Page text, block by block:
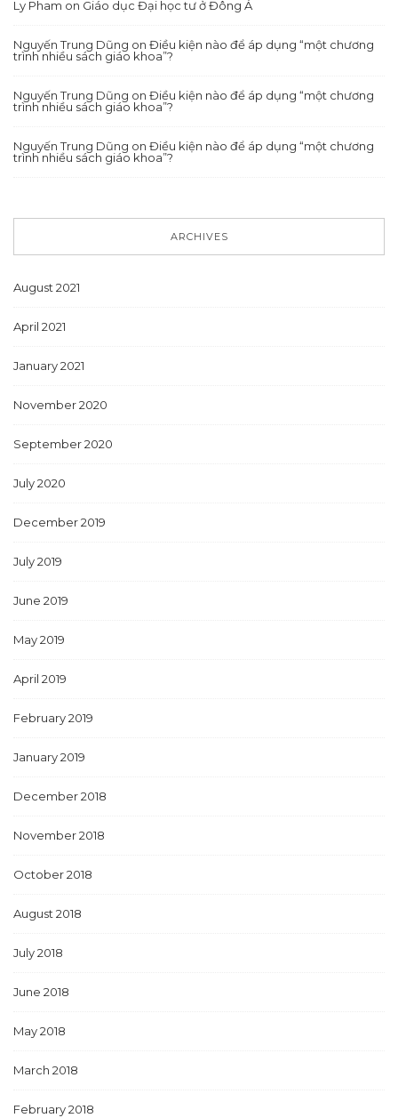
Ly Pham on Giáo dục Đại học tư ở Đông Á
Nguyến Trung Dũng on Điều kiện nào để áp dụng “một chương
trình nhiều sách giáo khoa”?
Nguyến Trung Dũng on Điều kiện nào để áp dụng “một chương
trình nhiều sách giáo khoa”?
Nguyến Trung Dũng on Điều kiện nào để áp dụng “một chương
trình nhiều sách giáo khoa”?
ARCHIVES
August 2021
April 2021
January 2021
November 2020
September 2020
July 2020
December 2019
July 2019
June 2019
May 2019
April 2019
February 2019
January 2019
December 2018
November 2018
October 2018
August 2018
July 2018
June 2018
May 2018
March 2018
February 2018